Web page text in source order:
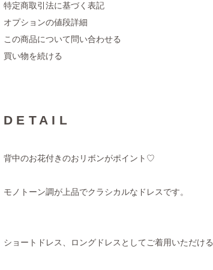
特定商取引法に基づく表記
オプションの値段詳細
この商品について問い合わせる
買い物を続ける
DETAIL
背中のお花付きのおリボンがポイント♡
モノトーン調が上品でクラシカルなドレスです。
ショートドレス、ロングドレスとしてご着用いただける